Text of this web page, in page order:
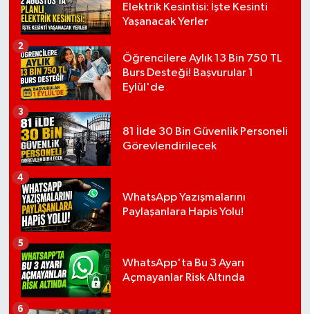
Elektrik Kesintisi: İşte Kesinti
Yaşanacak Yerler
Öğrencilere Aylık 13 Bin 750 TL
Burs Desteği! Başvurular 1
Eylül'de
2
81 İlde 30 Bin Güvenlik Personeli
Görevlendirilecek
3
WhatsApp Yazışmalarını
Paylaşanlara Hapis Yolu!
4
WhatsApp'ta Bu 3 Ayarı
Açmayanlar Risk Altında
5
6